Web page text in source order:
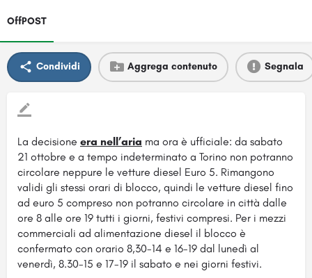
OffPOST
Condividi Aggrega contenuto Segnala
La decisione era nell’aria ma ora è ufficiale: da sabato
21 ottobre e a tempo indeterminato a Torino non potranno
circolare neppure le vetture diesel Euro 5. Rimangono
validi gli stessi orari di blocco, quindi le vetture diesel fino
ad euro 5 compreso non potranno circolare in città dalle
ore 8 alle ore 19 tutti i giorni, festivi compresi. Per i mezzi
commerciali ad alimentazione diesel il blocco è
confermato con orario 8,30-14 e 16-19 dal lunedì al
venerdì, 8.30-15 e 17-19 il sabato e nei giorni festivi.